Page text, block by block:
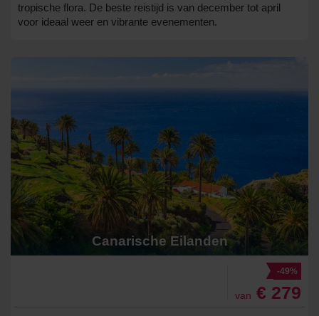
tropische flora. De beste reistijd is van december tot april
voor ideaal weer en vibrante evenementen.
Canarische Eilanden
-49%
van € 279